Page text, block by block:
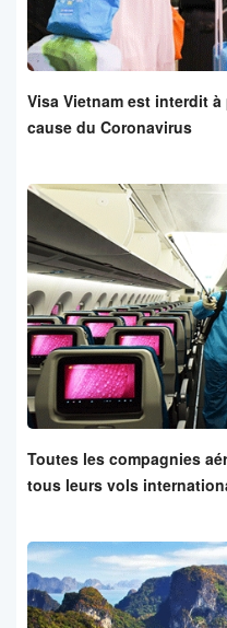
Visa Vietnam est interdit à
cause du Coronavirus
Toutes les compagnies
tous leurs vols